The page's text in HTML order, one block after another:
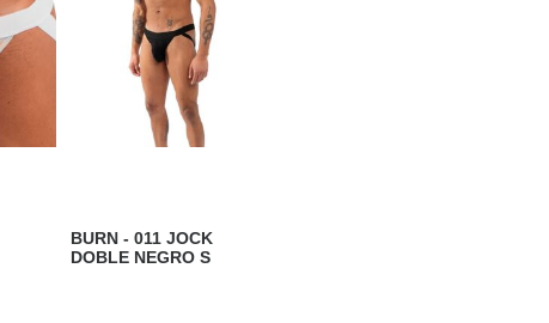
BURN - 011 JOCK
DOBLE NEGRO S